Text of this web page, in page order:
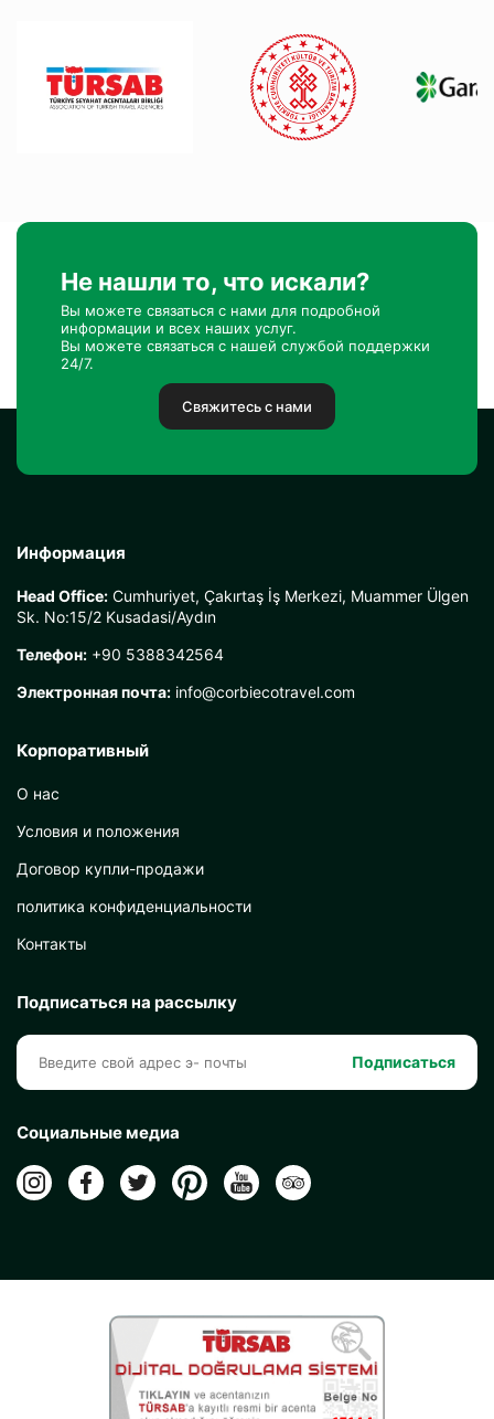
Не нашли то, что искали?
Вы можете связаться с нами для подробной
информации и всех наших услуг.
Вы можете связаться с нашей службой поддержки
24/7.
Свяжитесь с нами
Информация
Head Office: Cumhuriyet, Çakırtaş İş Merkezi, Muammer Ülgen
Sk. No:15/2 Kusadasi/Aydın
Телефон: +90 5388342564
Электронная почта: info@corbiecotravel.com
Корпоративный
О нас
Условия и положения
Договор купли-продажи
политика конфиденциальности
Контакты
Подписаться на рассылку
Подписаться
Социальные медиа